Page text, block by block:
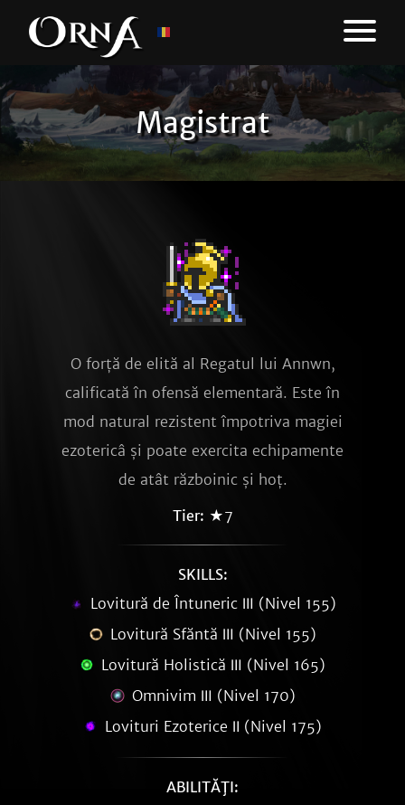
Magistrat
O forță de elită al Regatul lui Annwn,
calificată în ofensă elementară. Este în
mod natural rezistent împotriva magiei
ezotericâ și poate exercita echipamente
de atât războinic și hoț.
Tier: ★7
SKILLS:
Lovitură de Întuneric Ⅲ (Nivel 155)
Lovitură Sfăntă Ⅲ (Nivel 155)
Lovitură Holistică Ⅲ (Nivel 165)
Omnivim Ⅲ (Nivel 170)
Lovituri Ezoterice Ⅱ (Nivel 175)
ABILITĂŢI: